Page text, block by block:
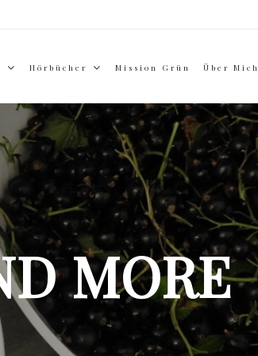
Hörbücher Mission Grün Über Mich
MORE